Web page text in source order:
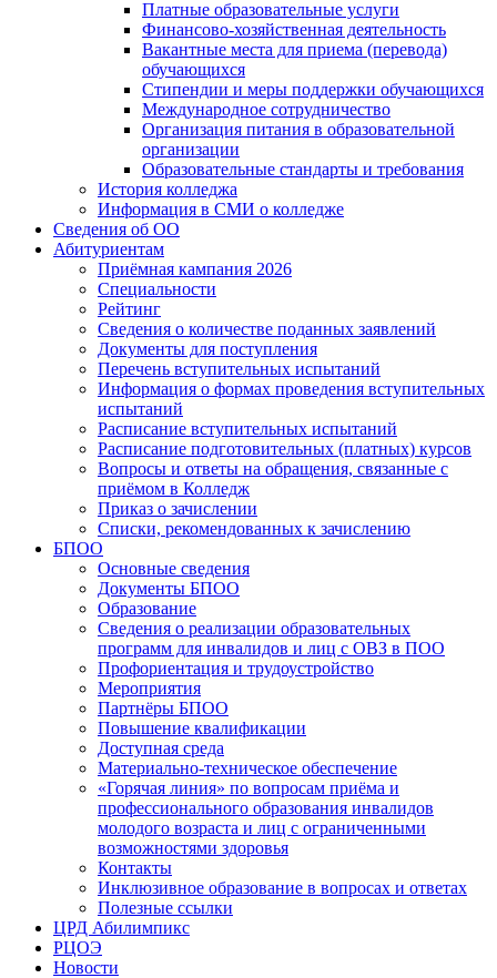
Платные образовательные услуги
Финансово-хозяйственная деятельность
Вакантные места для приема (перевода)
обучающихся
Стипендии и меры поддержки обучающихся
Международное сотрудничество
Организация питания в образовательной
организации
Образовательные стандарты и требования
История колледжа
Информация в СМИ о колледже
Сведения об ОО
Абитуриентам
Приёмная кампания 2026
Специальности
Рейтинг
Сведения о количестве поданных заявлений
Документы для поступления
Перечень вступительных испытаний
Информация о формах проведения вступительных
испытаний
Расписание вступительных испытаний
Расписание подготовительных (платных) курсов
Вопросы и ответы на обращения, связанные с
приёмом в Колледж
Приказ о зачислении
Списки, рекомендованных к зачислению
БПОО
Основные сведения
Документы БПОО
Образование
Сведения о реализации образовательных
программ для инвалидов и лиц с ОВЗ в ПОО
Профориентация и трудоустройство
Мероприятия
Партнёры БПОО
Повышение квалификации
Доступная среда
Материально-техническое обеспечение
«Горячая линия» по вопросам приёма и
профессионального образования инвалидов
молодого возраста и лиц с ограниченными
возможностями здоровья
Контакты
Инклюзивное образование в вопросах и ответах
Полезные ссылки
ЦРД Абилимпикс
РЦОЭ
Новости